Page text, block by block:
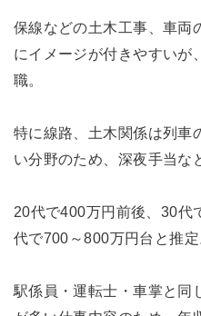
保線などの土木工事、車両
にイメージが付きやすいが
職。
特に線路、土木関係は列車
い分野のため、深夜手当な
20代で400万円前後、30代
代で700～800万円台と推定
駅係員・運転士・車掌と同